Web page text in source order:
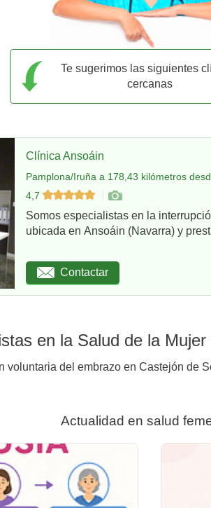
Te sugerimos las siguientes
cercanas
Clínica Ansoáin
Pamplona/Iruña a 178,43 kilómetros
4,7
Somos especialistas en la
ubicada en Ansoáin (Navarra) y
Contactar
en la Salud de la
voluntaria del embrazo en Castejón de
Actualidad en salud